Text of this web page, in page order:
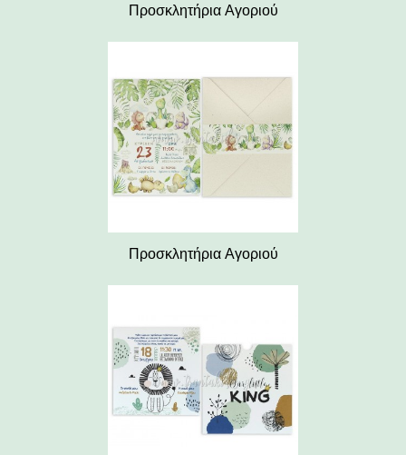
Προσκλητήρια Αγοριού
Προσκλητήρια Αγοριού